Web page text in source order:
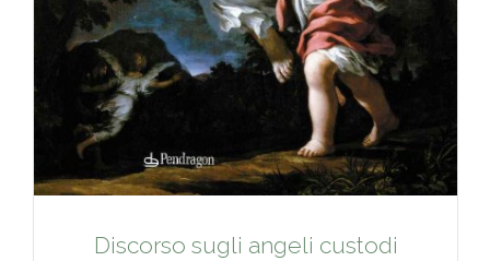
Discorso sugli angeli custodi